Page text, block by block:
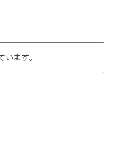
います。